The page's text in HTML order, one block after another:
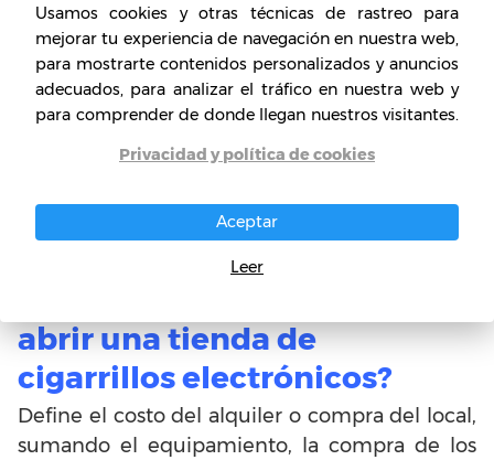
disposiciones de la Ley, en última instancia, tu
negocio debe estar cuidadosamente completo
con un profesional que ofrezca a tus clientes
un producto de calidad de forma amable,
información necesaria acerca del uso del
acompañamiento con cada persona.
abrir una tienda de
cigarrillos electrónicos?
Define el costo del alquiler o compra del local,
sumando el equipamiento, la compra de los
Usamos cookies y otras técnicas de rastreo para
mejorar tu experiencia de navegación en nuestra web,
para mostrarte contenidos personalizados y anuncios
adecuados, para analizar el tráfico en nuestra web y
para comprender de donde llegan nuestros visitantes.
Privacidad y política de cookies
Aceptar
Leer